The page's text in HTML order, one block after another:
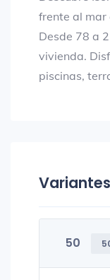
frente al mar
Desde 78 a
vivienda.
piscinas,
50